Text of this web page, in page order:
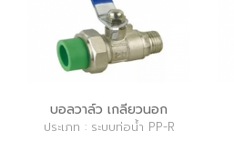
บอลวาล์ว เกลียวนอก
ประเภท : ระบบท่อน้ำ PP-R